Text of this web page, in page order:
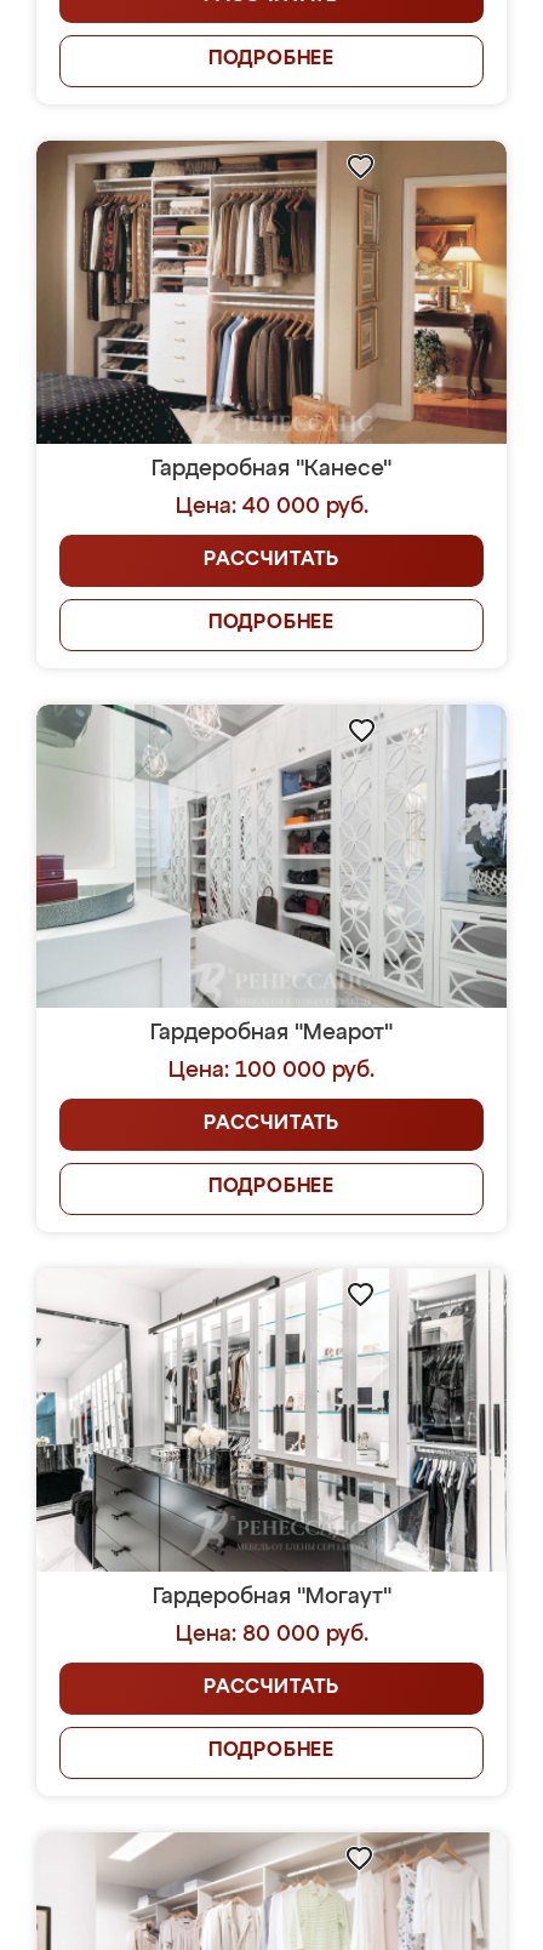
ПОДРОБНЕЕ
Гардеробная "Канесе"
Цена: 40 000 руб.
РАССЧИТАТЬ
ПОДРОБНЕЕ
Гардеробная "Меарот"
Цена: 100 000 руб.
РАССЧИТАТЬ
ПОДРОБНЕЕ
Гардеробная "Могаут"
Цена: 80 000 руб.
РАССЧИТАТЬ
ПОДРОБНЕЕ